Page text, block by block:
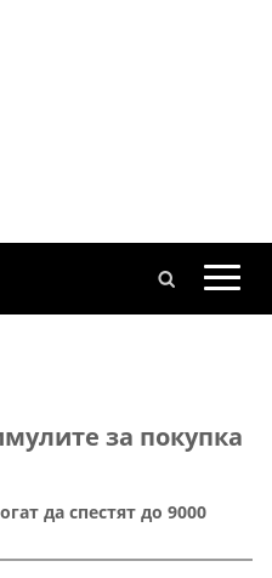
за покупка
да спестят до 9000